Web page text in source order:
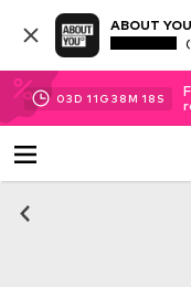
ABOUT
03D 11 G 38M 17 S